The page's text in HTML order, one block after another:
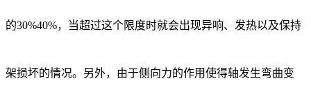
的30%40%，当超过这个限度时就会出现异响、发热以及保持
架损坏的情况。另外，由于侧向力的作用使得轴发生弯曲变